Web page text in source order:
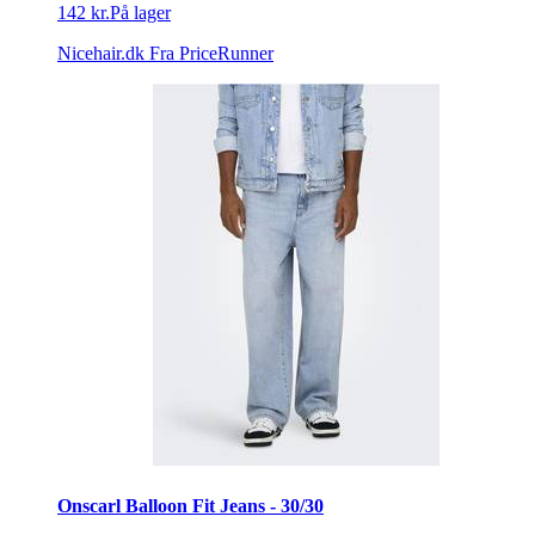
142 kr.På lager
Nicehair.dk Fra PriceRunner
Onscarl Balloon Fit Jeans - 30/30